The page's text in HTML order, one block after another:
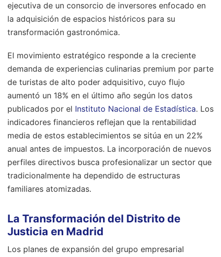
ejecutiva de un consorcio de inversores enfocado en
la adquisición de espacios históricos para su
transformación gastronómica.
El movimiento estratégico responde a la creciente
demanda de experiencias culinarias premium por parte
de turistas de alto poder adquisitivo, cuyo flujo
aumentó un 18% en el último año según los datos
publicados por el Instituto Nacional de Estadística. Los
indicadores financieros reflejan que la rentabilidad
media de estos establecimientos se sitúa en un 22%
anual antes de impuestos. La incorporación de nuevos
perfiles directivos busca profesionalizar un sector que
tradicionalmente ha dependido de estructuras
familiares atomizadas.
La Transformación del Distrito de
Justicia en Madrid
Los planes de expansión del grupo empresarial